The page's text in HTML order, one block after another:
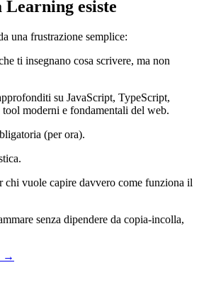
Learning esiste
una frustrazione semplice:
ti insegnano cosa scrivere, ma non
su JavaScript, TypeScript,
moderni e fondamentali del web.
(per ora).
chi vuole capire davvero come funziona il
senza dipendere da copia-incolla,
→